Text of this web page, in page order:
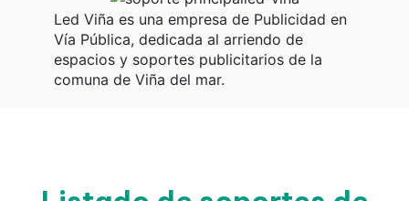
Led Viña es una empresa de Publicidad en
Vía Pública, dedicada al arriendo de
espacios y soportes publicitarios de la
comuna de Viña del mar.